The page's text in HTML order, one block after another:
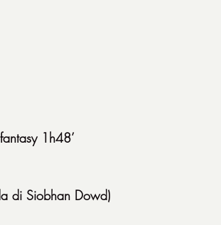
1h48’
di Siobhan Dowd)